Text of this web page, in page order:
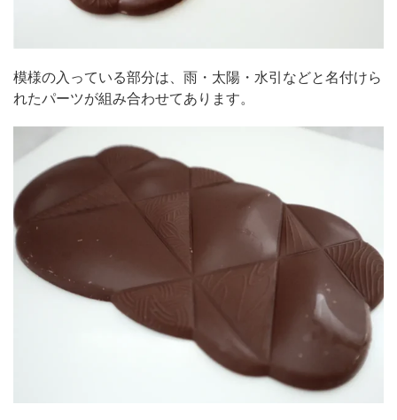
模様の入っている部分は、雨・太陽・水引などと名付けら
れたパーツが組み合わせてあります。